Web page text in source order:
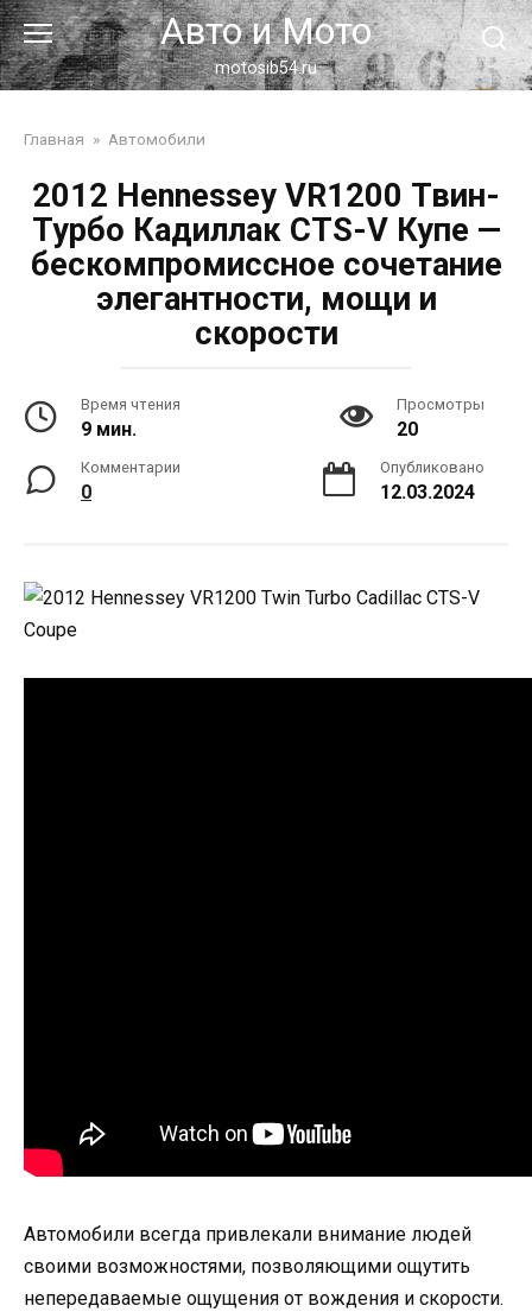
Перейти
к
контенту
Авто и Мото
motosib54.ru
Главная » Автомобили
2012 Hennessey VR1200 Твин-
Турбо Кадиллак CTS-V Купе —
бескомпромиссное сочетание
элегантности, мощи и
скорости
Время чтения
9 мин.
Просмотры
20
Комментарии
0
Опубликовано
12.03.2024
Автомобили всегда привлекали внимание людей
своими возможностями, позволяющими ощутить
непередаваемые ощущения от вождения и скорости.